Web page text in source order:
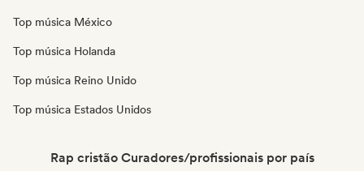
Top música México
Top música Holanda
Top música Reino Unido
Top música Estados Unidos
Rap cristão Curadores/profissionais por país